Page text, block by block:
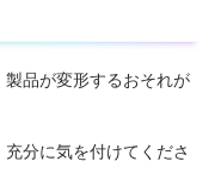
品が変形するおそれが
分に気を付けてくださ